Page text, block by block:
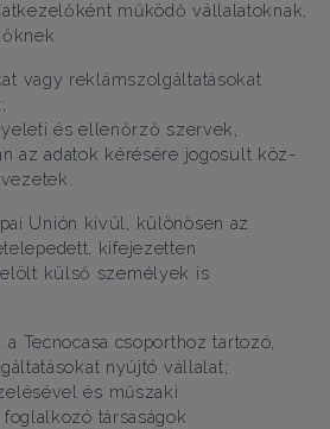
működő vállalatoknak,
vagy reklámszolgáltatásokat
és ellenőrző szervek,
az adatok kérésére jogosult köz-
Unión kívül, különösen az
kifejezetten
külső személyek is
a Tecnocasa csoporthoz tartozó,
nyújtó vállalat;
és műszaki
foglalkozó társaságok